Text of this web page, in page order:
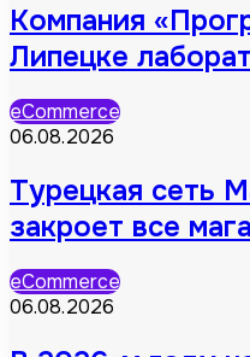
Компания
Липецке
eCommerce
06.08.2026
Турецкая сеть
закроет все
eCommerce
06.08.2026